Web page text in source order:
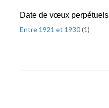
Date de vœux perpétuels
Entre 1921 et 1930(1)